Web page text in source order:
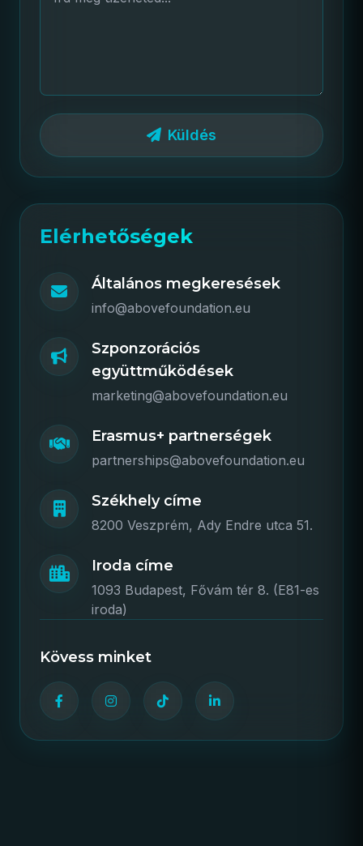
Küldés
Elérhetőségek
Általános megkeresések
info@abovefoundation.eu
Szponzorációs
együttműködések
marketing@abovefoundation.eu
Erasmus+ partnerségek
partnerships@abovefoundation.eu
Székhely címe
8200 Veszprém, Ady Endre utca 51.
Iroda címe
1093 Budapest, Fővám tér 8. (E81-es
iroda)
Kövess minket